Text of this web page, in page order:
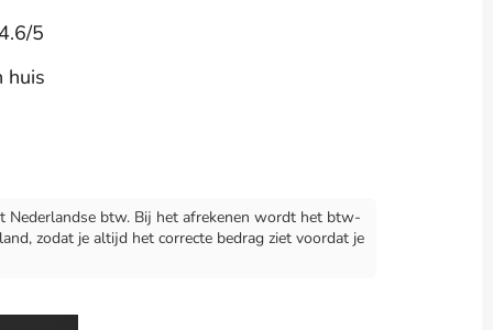
5
huis
Nederlandse btw. Bij het afrekenen wordt het btw-
zodat je altijd het correcte bedrag ziet voordat je